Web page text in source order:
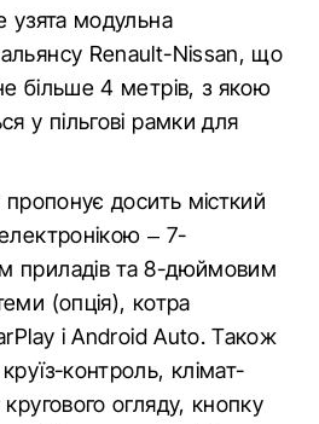
узята модульна
Renault-Nissan, що
більше 4 метрів, з якою
у пільгові рамки для
пропонує досить місткий
– 7-
приладів та 8-дюймовим
(опція), котра
і Android Auto. Також
контроль, клімат-
огляду, кнопку